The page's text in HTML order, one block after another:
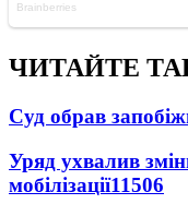
ЧИТАЙТЕ
Суд обрав
Уряд ухвалив
мобілізації11506